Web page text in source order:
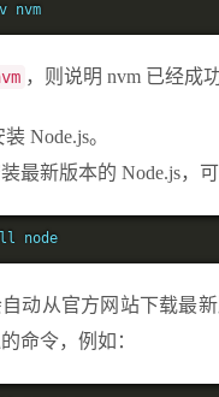
v nvm
，则说明 nvm 已经成
Node.js。
最新版本的 Node.js，
node
动从官方网站下载最
命令，例如：